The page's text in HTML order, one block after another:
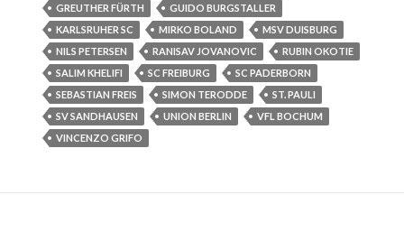
GREUTHER FÜRTH
GUIDO BURGSTALLER
KARLSRUHER SC
MIRKO BOLAND
MSV DUISBURG
NILS PETERSEN
RANISAV JOVANOVIC
RUBIN OKOTIE
SALIM KHELIFI
SC FREIBURG
SC PADERBORN
SEBASTIAN FREIS
SIMON TERODDE
ST. PAULI
SV SANDHAUSEN
UNION BERLIN
VFL BOCHUM
VINCENZO GRIFO